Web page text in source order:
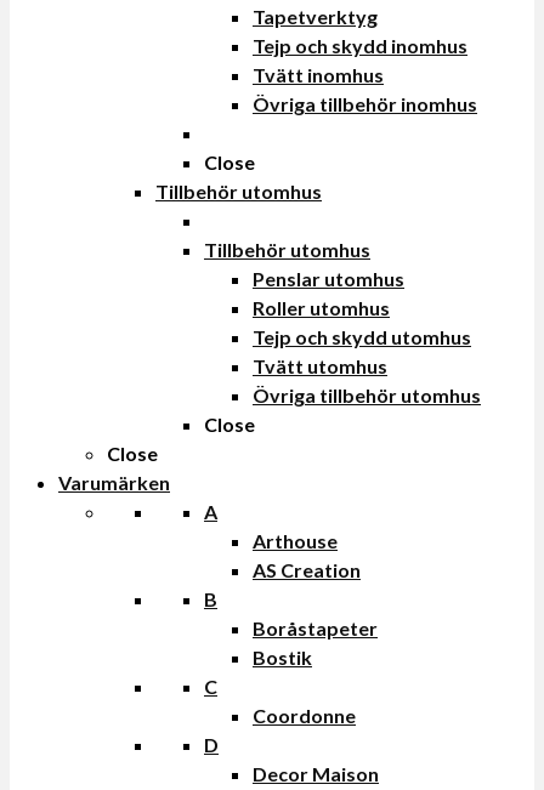
Tapetverktyg
Tejp och skydd inomhus
Tvätt inomhus
Övriga tillbehör inomhus
Close
Tillbehör utomhus
Tillbehör utomhus
Penslar utomhus
Roller utomhus
Tejp och skydd utomhus
Tvätt utomhus
Övriga tillbehör utomhus
Close
Close
Varumärken
A
Arthouse
AS Creation
B
Boråstapeter
Bostik
C
Coordonne
D
Decor Maison